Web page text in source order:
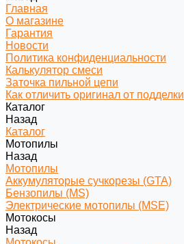
Главная
О магазине
Гарантия
Новости
Политика конфиденциальности
Калькулятор смеси
Заточка пильной цепи
Как отличить оригинал от подделки
Каталог
Назад
Каталог
Мотопилы
Назад
Мотопилы
Аккумуляторые сучкорезы (GTA)
Бензопилы (MS)
Электрические мотопилы (MSE)
Мотокосы
Назад